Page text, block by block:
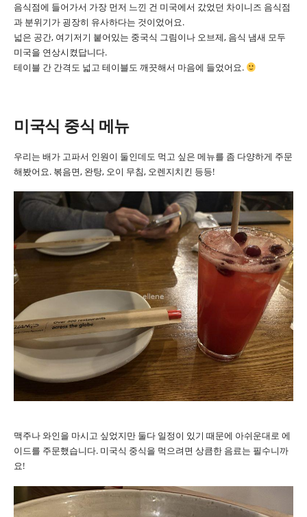
음식점에 들어가서 가장 먼저 느낀 건 미국에서 갔었던 차이니즈 음식점
과 분위기가 굉장히 유사하다는 것이었어요.
넓은 공간, 여기저기 붙어있는 중국식 그림이나 오브제, 음식 냄새 모두
미국을 연상시켰답니다.
테이블 간 간격도 넓고 테이블도 깨끗해서 마음에 들었어요.
미국식 중식 메뉴
우리는 배가 고파서 인원이 둘인데도 먹고 싶은 메뉴를 좀 다양하게 주문
해봤어요. 볶음면, 완탕, 오이 무침, 오렌지치킨 등등!
맥주나 와인을 마시고 싶었지만 둘다 일정이 있기 때문에 아쉬운대로 에
이드를 주문했습니다. 미국식 중식을 먹으려면 상큼한 음료는 필수니까
요!